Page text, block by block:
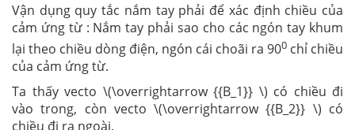
Vận dụng quy tắc nắm tay phải để xác định chiều của
cảm ứng từ : Nắm tay phải sao cho các ngón tay khum
lại theo chiều dòng điện, ngón cái choãi ra 900 chỉ chiều
của cảm ứng từ.
Ta thấy vecto \(\overrightarrow {{B_1}} \) có chiều đi
vào trong, còn vecto \(\overrightarrow {{B_2}} \) có
chiều đi ra ngoài.